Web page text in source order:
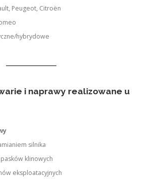
Peugeot, Citroën
hybrydowe
i naprawy realizowane u
silnika
klinowych
eksploatacyjnych